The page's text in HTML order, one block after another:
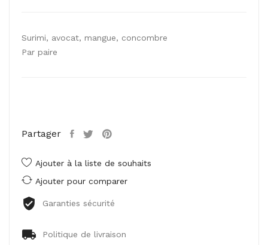
Surimi, avocat, mangue, concombre
Par paire
Partager
Ajouter à la liste de souhaits
Ajouter pour comparer
Garanties sécurité
Politique de livraison